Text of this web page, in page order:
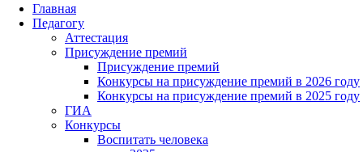
Главная
Педагогу
Аттестация
Присуждение премий
Присуждение премий
Конкурсы на присуждение премий в 2026 году
Конкурсы на присуждение премий в 2025 году
ГИА
Конкурсы
Воспитать человека